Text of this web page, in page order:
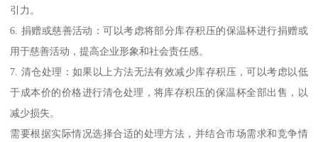
引力。
6. 捐赠或慈善活动：可以考虑将部分库存积压的保温杯进行捐赠或
用于慈善活动，提高企业形象和社会责任感。
7. 清仓处理：如果以上方法无法有效减少库存积压，可以考虑以低
于成本价的价格进行清仓处理，将库存积压的保温杯全部出售，以
减少损失。
需要根据实际情况选择合适的处理方法，并结合市场需求和竞争情